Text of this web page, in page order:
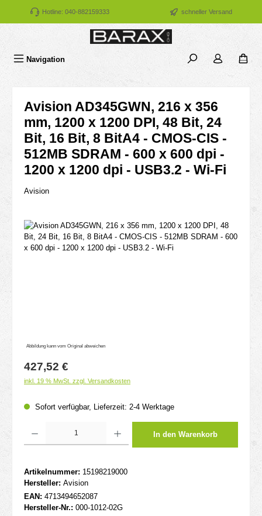
Zum Hauptinhalt springen
Hotline: 040-882159333 schneller Versand
Navigation
Avision AD345GWN, 216 x 356
mm, 1200 x 1200 DPI, 48 Bit, 24
Bit, 16 Bit, 8 BitA4 - CMOS-CIS -
512MB SDRAM - 600 x 600 dpi -
1200 x 1200 dpi - USB3.2 - Wi-Fi
Avision
Bildergalerie überspringen
Abbildung kann vom Original abweichen
Regulärer Preis:
427,52 €
inkl. 19 % MwSt. zzgl. Versandkosten
Sofort verfügbar, Lieferzeit: 2-4 Werktage
In den Warenkorb
Artikelnummer: 15198219000
Hersteller: Avision
EAN: 4713494652087
Hersteller-Nr.: 000-1012-02G